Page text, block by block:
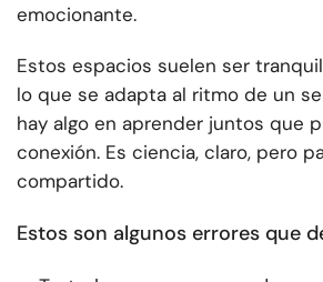
emocionante.
Estos espacios suelen ser
lo que se adapta al ritmo de un
hay algo en aprender juntos que
conexión. Es ciencia, claro, pero
compartido.
Estos son algunos errores que